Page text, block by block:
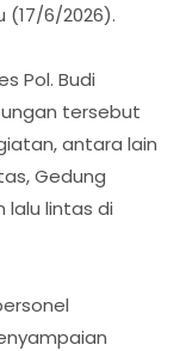
(17/6/2026).
Pol. Budi
tersebut
antara lain
Gedung
lalu lintas di